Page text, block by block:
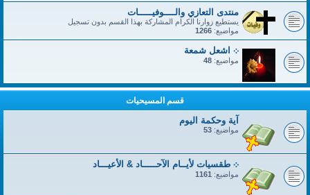
منتدى التعازي والــــوفيـــــات
يستطيع زوارنا الكرام المشاركة بهذا القسم بدون تسجيل
مواضيع: 1266
܀ اشعل شمعة
مواضيع: 48
قسم المسيحيات
آية وحكمة اليوم
مواضيع: 53
܀ طقسيات لأيــام الآحـــــاد & الأعيـــاد
مواضيع: 1161